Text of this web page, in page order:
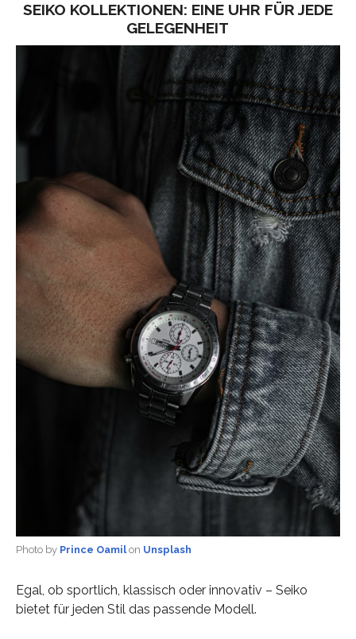
SEIKO KOLLEKTIONEN: EINE UHR FÜR JEDE
GELEGENHEIT
Photo by Prince Oamilon Unsplash
Egal, ob sportlich, klassisch oder innovativ – Seiko
bietet für jeden Stil das passende Modell.